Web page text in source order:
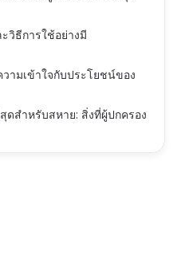
วิธีการใช้อย่างมี
ามเข้าใจกับประโยชน์ของ
สำหรับสหาย: สิ่งที่ผู้ปกครอง